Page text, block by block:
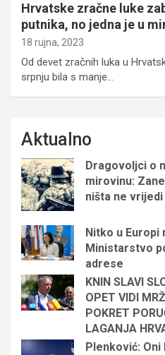
Hrvatske zračne luke
putnika, no jedna je u
18 rujna, 2023
Od devet zračnih luka u
srpnju bila s manje…
Aktualno
Dragovoljci o
mirovinu:
ništa ne vrijedi
Nitko u Europi
Ministarstvo
adrese
KNIN SLAVI
OPET VIDI
POKRET
LAGANJA
Plenković: